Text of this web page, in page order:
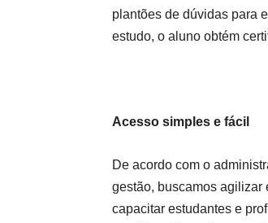
plantões de dúvidas para
estudo, o aluno obtém
Acesso simples e fácil
De acordo com o
gestão, buscamos agilizar
capacitar estudantes e